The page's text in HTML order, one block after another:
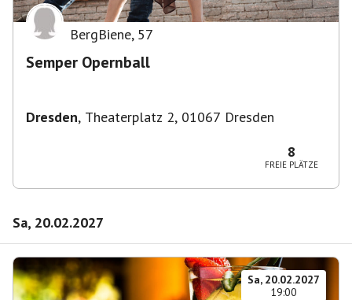
BergBiene, 57
Semper Opernball
Dresden, Theaterplatz 2, 01067 Dresden
8
FREIE PLÄTZE
Sa, 20.02.2027
Sa, 20.02.2027
19:00